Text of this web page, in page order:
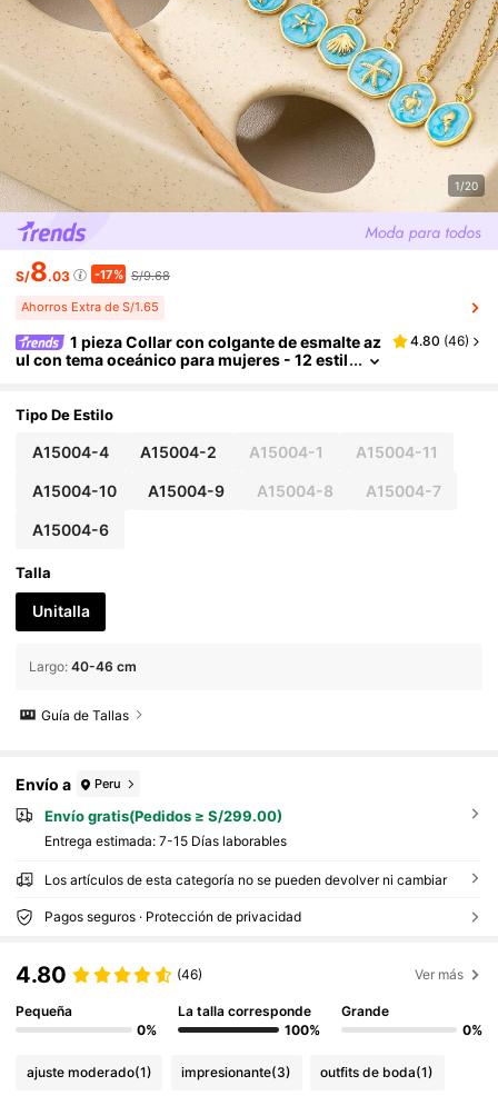
1/20
S/8.03 -17% S/9.68
Ahorros Extra de S/1.65
1 pieza Collar con colgante de esmalte az
ul con tema oceánico para mujeres - 12 estil
de moda minimalista de verano para uso diario
4.80 (46)
Tipo De Estilo
A15004-4 A15004-2 A15004-1 A15004-11
A15004-10 A15004-9 A15004-8 A15004-7
A15004-6
Talla
Unitalla
Largo: 40-46 cm
Guía de Tallas
Envío a Peru
Envío gratis(Pedidos ≥ S/299.00)
Entrega estimada: 7-15 Días laborables
Los artículos de esta categoría no se pueden devolver ni cambiar
Pagos seguros · Protección de privacidad
4.80 (46) Ver más
Pequeña
0%
La talla corresponde
100%
Grande
0%
ajuste moderado(1) impresionante(3) outfits de boda(1)